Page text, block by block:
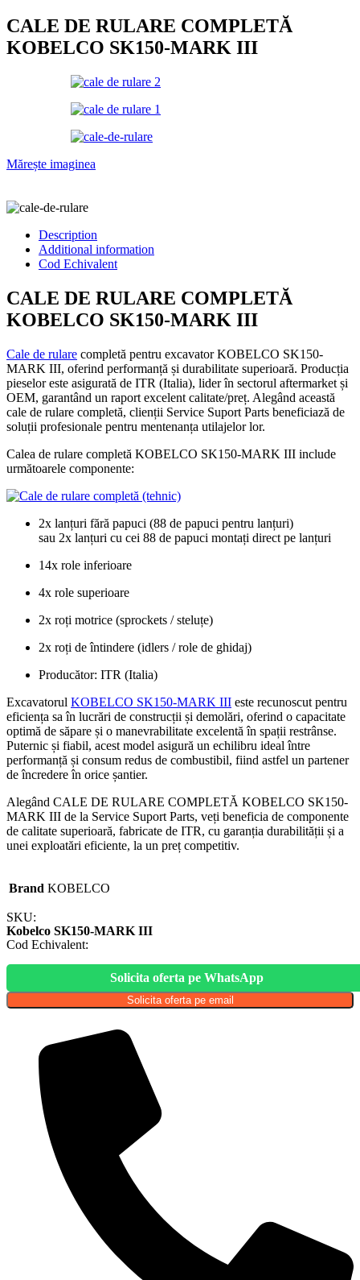
CALE DE RULARE COMPLETĂ
KOBELCO SK150-MARK III
Mărește imaginea
Description
Additional information
Cod Echivalent
CALE DE RULARE COMPLETĂ
KOBELCO SK150-MARK III
Cale de rulare completă pentru excavator KOBELCO SK150-
MARK III, oferind performanță și durabilitate superioară. Producția
pieselor este asigurată de ITR (Italia), lider în sectorul aftermarket și
OEM, garantând un raport excelent calitate/preț. Alegând această
cale de rulare completă, clienții Service Suport Parts beneficiază de
soluții profesionale pentru mentenanța utilajelor lor.
Calea de rulare completă KOBELCO SK150-MARK III include
următoarele componente:
2x lanțuri fără papuci (88 de papuci pentru lanțuri)
sau 2x lanțuri cu cei 88 de papuci montați direct pe lanțuri
14x role inferioare
4x role superioare
2x roți motrice (sprockets / steluțe)
2x roți de întindere (idlers / role de ghidaj)
Producător: ITR (Italia)
Excavatorul KOBELCO SK150-MARK III este recunoscut pentru
eficiența sa în lucrări de construcții și demolări, oferind o capacitate
optimă de săpare și o manevrabilitate excelentă în spații restrânse.
Puternic și fiabil, acest model asigură un echilibru ideal între
performanță și consum redus de combustibil, fiind astfel un partener
de încredere în orice șantier.
Alegând CALE DE RULARE COMPLETĂ KOBELCO SK150-
MARK III de la Service Suport Parts, veți beneficia de componente
de calitate superioară, fabricate de ITR, cu garanția durabilității și a
unei exploatări eficiente, la un preț competitiv.
Brand KOBELCO
SKU:
Kobelco SK150-MARK III
Cod Echivalent:
Solicita oferta pe WhatsApp
Solicita oferta pe email